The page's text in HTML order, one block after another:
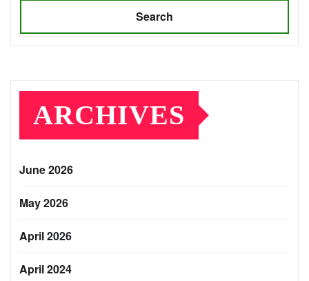
Search
ARCHIVES
June 2026
May 2026
April 2026
April 2024